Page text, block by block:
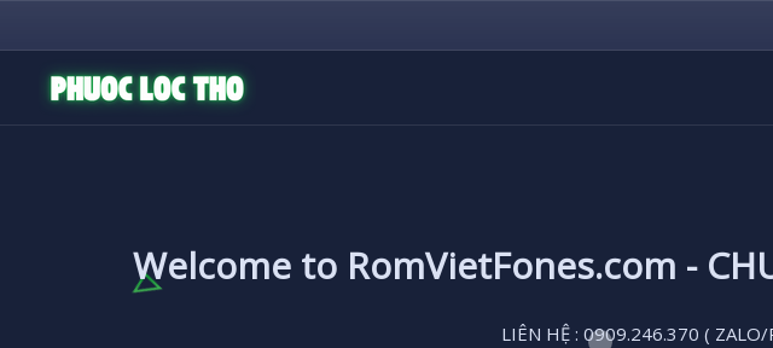
Welcome to RomVietFones.com -
LIÊN HỆ : 0909.246.370 (